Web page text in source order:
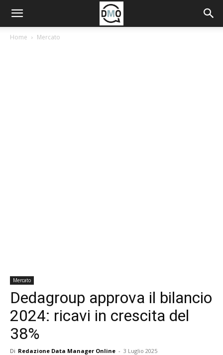
Home Mercato
Mercato
Dedagroup approva il bilancio
2024: ricavi in crescita del
38%
Di Redazione Data Manager Online - 3 Luglio 2025